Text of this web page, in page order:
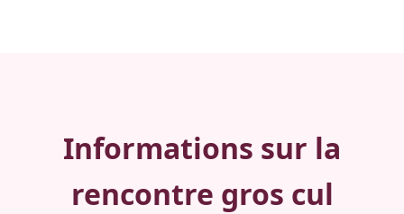
Informations sur la
rencontre gros cul